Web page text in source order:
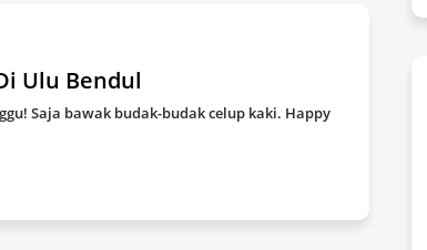
Ulu Bendul
Saja bawak budak-budak celup kaki. Happy